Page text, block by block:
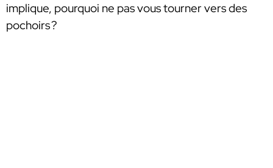
implique, pourquoi ne pas vous tourner vers des
pochoirs ?